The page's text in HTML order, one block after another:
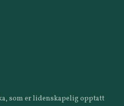
som er lidenskapelig opptatt